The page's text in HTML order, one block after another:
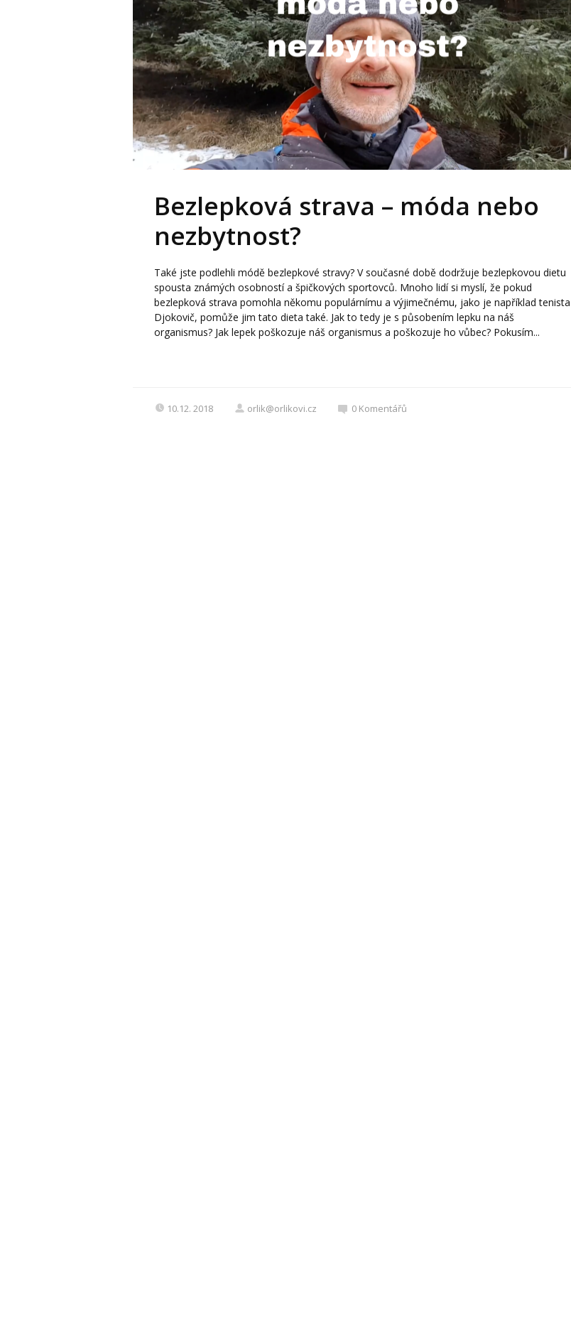
Bezlepková strava – móda nebo
nezbytnost?
Také jste podlehli módě bezlepkové stravy? V současné době dodržuje bezlepkovou dietu
spousta známých osobností a špičkových sportovců. Mnoho lidí si myslí, že pokud
bezlepková strava pomohla někomu populárnímu a výjimečnému, jako je například tenista
Djokovič, pomůže jim tato dieta také. Jak to tedy je s působením lepku na náš
organismus? Jak lepek poškozuje náš organismus a poškozuje ho vůbec? Pokusím...
10.12. 2018 orlik@orlikovi.cz 0 Komentářů